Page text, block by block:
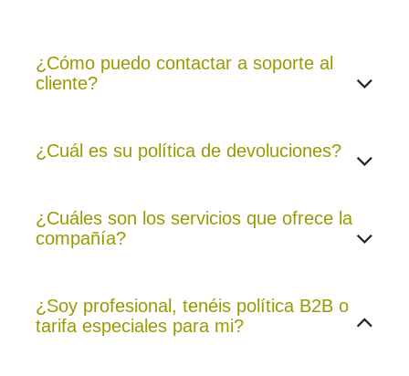
¿Cómo puedo contactar a soporte al
cliente?
¿Cuál es su política de devoluciones?
¿Cuáles son los servicios que ofrece la
compañía?
¿Soy profesional, tenéis política B2B o
tarifa especiales para mi?